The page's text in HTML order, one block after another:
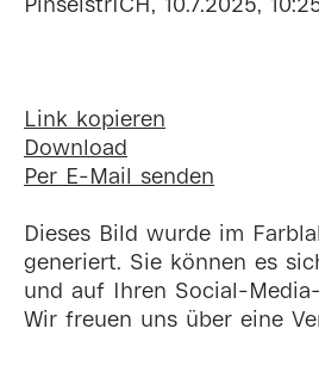
PinselstrICH, 10.7.2025,
Link kopieren
Download
Per E-Mail senden
Dieses Bild wurde im
generiert. Sie können es
und auf Ihren Social-
Wir freuen uns über eine